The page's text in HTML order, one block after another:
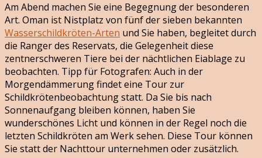
Am Abend machen Sie eine Begegnung der besonderen
Art. Oman ist Nistplatz von fünf der sieben bekannten
Wasserschildkröten-Arten und Sie haben, begleitet durch
die Ranger des Reservats, die Gelegenheit diese
zentnerschweren Tiere bei der nächtlichen Eiablage zu
beobachten. Tipp für Fotografen: Auch in der
Morgendämmerung findet eine Tour zur
Schildkrötenbeobachtung statt. Da Sie bis nach
Sonnenaufgang bleiben können, haben Sie
wunderschönes Licht und können in der Regel noch die
letzten Schildkröten am Werk sehen. Diese Tour können
Sie statt der Nachttour unternehmen oder zusätzlich.